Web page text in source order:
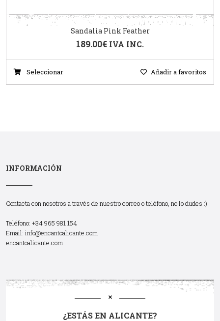
Sandalia Pink Feather
189.00€ IVA INC.
Seleccionar Añadir a favoritos
INFORMACIÓN
Contacta con nosotros a través de nuestro correo o teléfono, no lo dudes :)
Teléfono: +34 965 981 154
Email: info@encantoalicante.com
encantoalicante.com
¿ESTÁS EN ALICANTE?